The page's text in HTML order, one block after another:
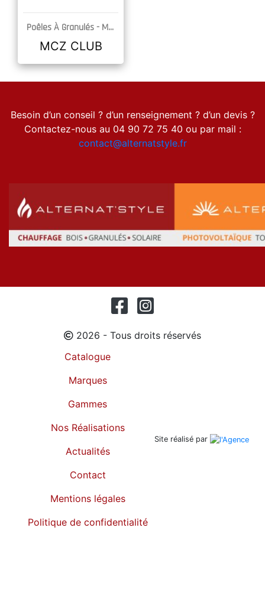
Poêles À Granulés - MCZ
MCZ CLUB
Besoin d’un conseil ? d’un renseignement ? d’un devis ?
Contactez-nous au 04 90 72 75 40 ou par mail :
contact@alternatstyle.fr
2026 - Tous droits réservés
Catalogue
Marques
Gammes
Nos Réalisations
Actualités
Contact
Mentions légales
Politique de confidentialité
Site réalisé par